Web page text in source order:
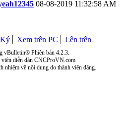
08-08-2019 11:32:58 AM
Xem trên PC Lên trên
vBulletin® Phiên bản 4.2.3.
viên diễn đàn CNCProVN.com
nhiệm về nội dung do thành viên đăng.